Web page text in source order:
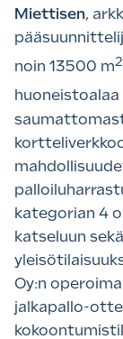
Miettisen,
noin 13500 m2
kategorian 4
katseluun
Oy:n
jalkapallo-